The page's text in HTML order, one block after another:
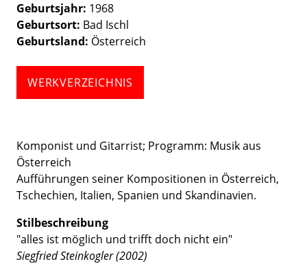
Geburtsjahr 1968
Geburtsort Bad Ischl
Geburtsland Österreich
WERKVERZEICHNIS
Komponist und Gitarrist; Programm: Musik aus
Österreich
Aufführungen seiner Kompositionen in Österreich,
Tschechien, Italien, Spanien und Skandinavien.
Stilbeschreibung
"alles ist möglich und trifft doch nicht ein"
Siegfried Steinkogler (2002)